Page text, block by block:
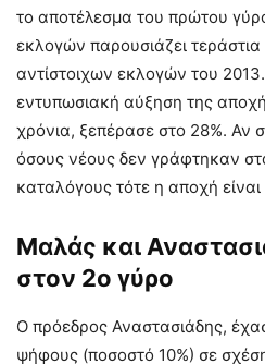
το αποτέλεσμα του πρώτου
εκλογών παρουσιάζει
αντίστοιχων εκλογών του
εντυπωσιακή αύξηση της
χρόνια, ξεπέρασε στο 28%. Αν
όσους νέους δεν γράφτηκαν
καταλόγους τότε η αποχή
Μαλάς και
στον 2ο γύρο
Ο πρόεδρος Αναστασιάδης,
ψήφους (ποσοστό 10%) σε